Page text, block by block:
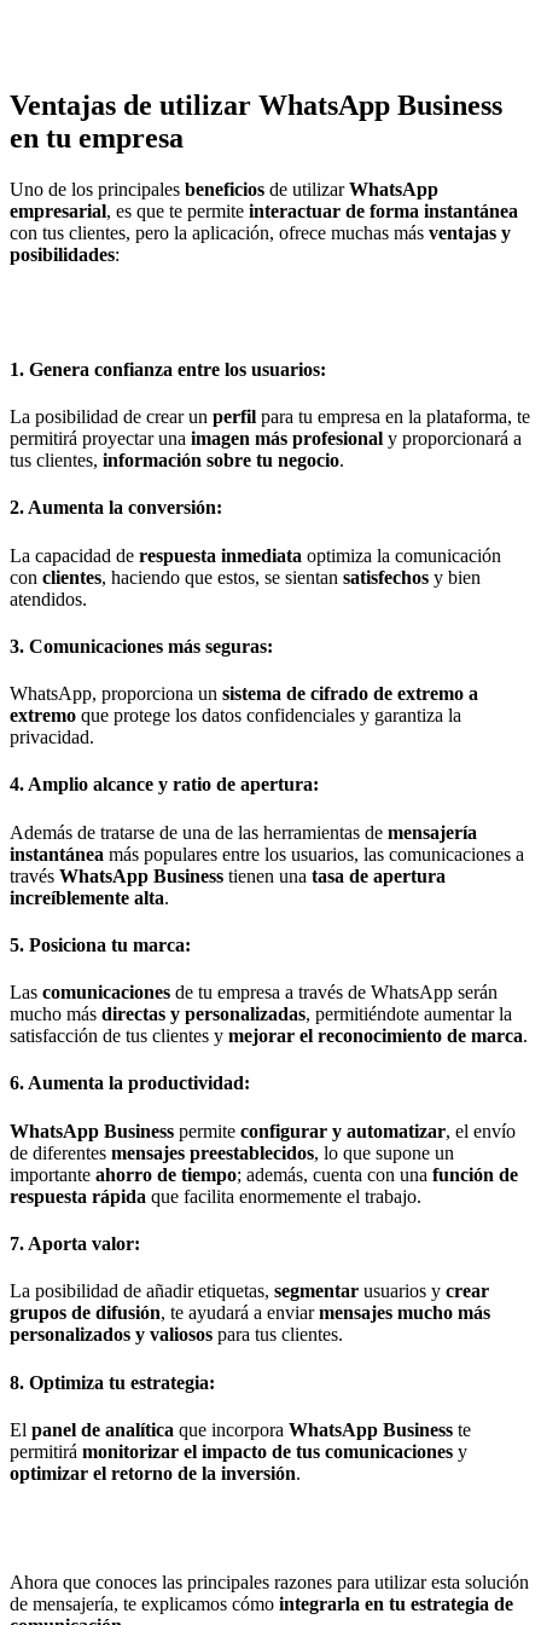
Ventajas de utilizar WhatsApp Business
en tu empresa
Uno de los principales beneficios de utilizarWhatsApp
empresarial, es que te permite interactuar de forma instantánea
con tus clientes, pero la aplicación, ofrece muchas más ventajas y
posibilidades:
1. Genera confianza entre los usuarios:
La posibilidad de crear un perfil para tu empresa en la plataforma, te
permitirá proyectar una imagen más profesional y proporcionará a
tus clientes, información sobre tu negocio.
2. Aumenta la conversión:
La capacidad de respuesta inmediata optimiza la comunicación
con clientes, haciendo que estos, se sientan satisfechos y bien
atendidos.
3. Comunicaciones más seguras:
WhatsApp, proporciona un sistema de cifrado de extremo a
extremo que protege los datos confidenciales y garantiza la
privacidad.
4. Amplio alcance y ratio de apertura:
Además de tratarse de una de las herramientas de mensajería
instantánea más populares entre los usuarios, las comunicaciones a
través WhatsApp Business tienen una tasa de apertura
increíblemente alta.
5. Posiciona tu marca:
Las comunicaciones de tu empresa a través de WhatsApp serán
mucho más directas y personalizadas, permitiéndote aumentar la
satisfacción de tus clientes y mejorar el reconocimiento de marca.
6. Aumenta la productividad:
WhatsApp Business permite configurar y automatizar, el envío
de diferentes mensajes preestablecidos, lo que supone un
importante ahorro de tiempo; además, cuenta con una función de
respuesta rápida que facilita enormemente el trabajo.
7. Aporta valor:
La posibilidad de añadir etiquetas, segmentar usuarios y crear
grupos de difusión, te ayudará a enviarmensajes mucho más
personalizados y valiosos para tus clientes.
8. Optimiza tu estrategia:
El panel de analítica que incorpora WhatsApp Business te
permitirá monitorizar el impacto de tus comunicaciones y
optimizar el retorno de la inversión.
Ahora que conoces las principales razones para utilizar esta solución
de mensajería, te explicamos cómo integrarla en tu estrategia de